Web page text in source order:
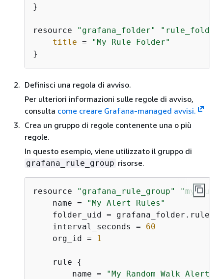
}
resource "grafana_folder"
title =
"My Rule Folder"
}
Definisci una regola di avviso.
Per ulteriori informazioni sulle regole di avviso,
consulta come creare Grafana-managed avvisi.
Crea un gruppo di regole contenente una o più
regole.
In questo esempio, viene utilizzato il gruppo di
grafana_rule_group risorse.
resource "grafana_rule_group"
    name =
"My Alert Rules"
folder_uid =
    interval_seconds =
60
    org_id =
1
    rule
{
        name =
"My Random Walk Alert"